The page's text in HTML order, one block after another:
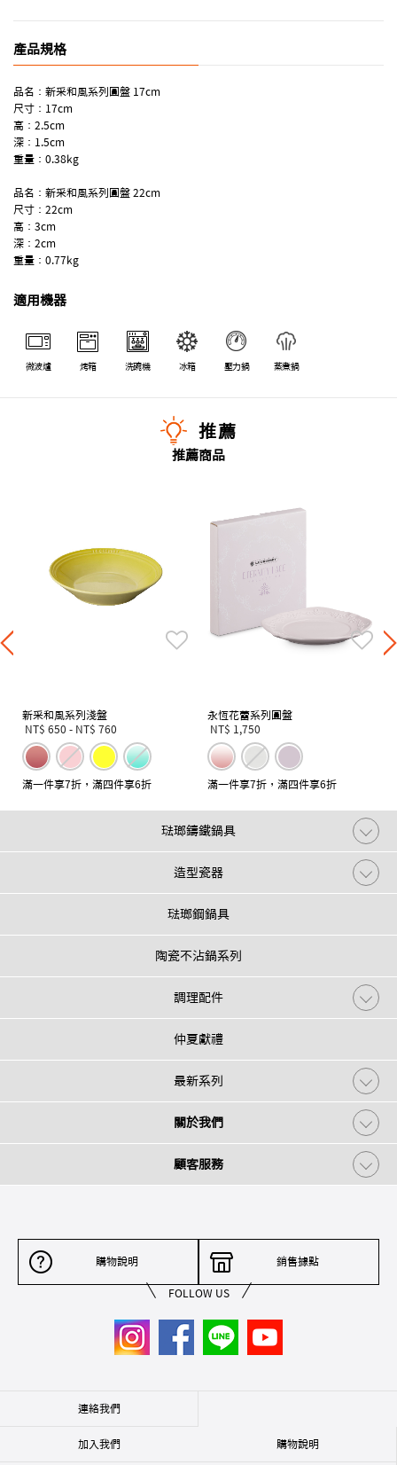
產品規格
品名：新采和風系列圓盤 17cm
尺寸：17cm
高：2.5cm
深：1.5cm
重量：0.38kg
品名：新采和風系列圓盤 22cm
尺寸：22cm
高：3cm
深：2cm
重量：0.77kg
適用機器
微波爐 烤箱 洗碗機 冰箱 壓力鍋 蒸煮鍋
推薦
推薦商品
新采和風系列淺盤
NT$ 650 - NT$ 760
滿一件享7折，滿四件享6折
永恆花蕾系列圓盤
NT$ 1,750
滿一件享7折，滿四件享6折
琺瑯鑄鐵鍋具
造型瓷器
琺瑯鋼鍋具
陶瓷不沾鍋系列
調理配件
仲夏獻禮
最新系列
關於我們
顧客服務
購物說明 銷售據點
FOLLOW US
連絡我們
加入我們 購物說明